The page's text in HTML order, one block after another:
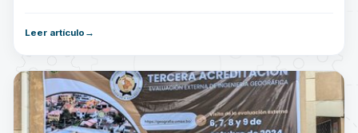
Leer artículo